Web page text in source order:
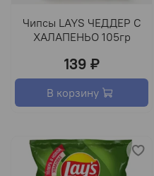
Чипсы LAYS ЧЕДДЕР С
ХАЛАПЕНЬО 105гр
139 ₽
В корзину